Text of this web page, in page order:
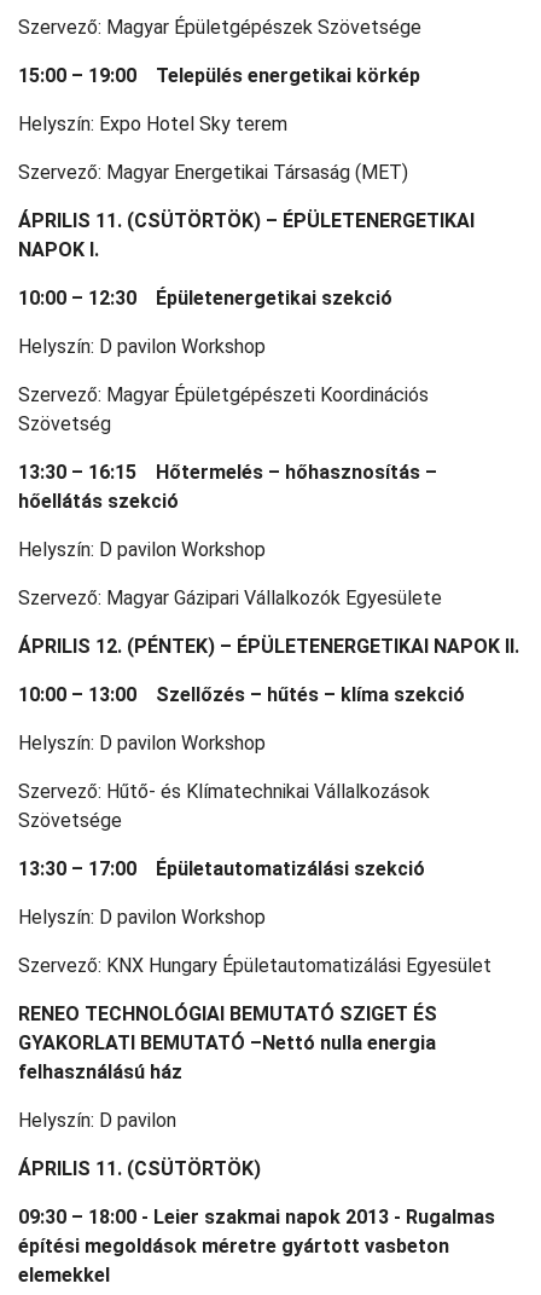
Szervező: Magyar Épületgépészek Szövetsége
15:00 – 19:00 Település energetikai körkép
Helyszín: Expo Hotel Sky terem
Szervező: Magyar Energetikai Társaság (MET)
ÁPRILIS 11. (CSÜTÖRTÖK) – ÉPÜLETENERGETIKAI
NAPOK I.
10:00 – 12:30 Épületenergetikai szekció
Helyszín: D pavilon Workshop
Szervező: Magyar Épületgépészeti Koordinációs
Szövetség
13:30 – 16:15 Hőtermelés – hőhasznosítás –
hőellátás szekció
Helyszín: D pavilon Workshop
Szervező: Magyar Gázipari Vállalkozók Egyesülete
ÁPRILIS 12. (PÉNTEK) – ÉPÜLETENERGETIKAI NAPOK II.
10:00 – 13:00 Szellőzés – hűtés – klíma szekció
Helyszín: D pavilon Workshop
Szervező: Hűtő- és Klímatechnikai Vállalkozások
Szövetsége
13:30 – 17:00 Épületautomatizálási szekció
Helyszín: D pavilon Workshop
Szervező: KNX Hungary Épületautomatizálási Egyesület
RENEO TECHNOLÓGIAI BEMUTATÓ SZIGET ÉS
GYAKORLATI BEMUTATÓ –Nettó nulla energia
felhasználású ház
Helyszín: D pavilon
ÁPRILIS 11. (CSÜTÖRTÖK)
09:30 – 18:00 - Leier szakmai napok 2013 - Rugalmas
építési megoldások méretre gyártott vasbeton
elemekkel